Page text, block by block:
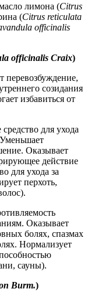
лимона (Citrus
(Citrus reticulata
officinalis
officinalis Craix)
перевозбуждение,
созидания
избавиться от
средство для ухода
Оказывает
действие
для ухода за
перхоть,
Оказывает
болях, спазмах
Нормализует
сауны).
Burm.)